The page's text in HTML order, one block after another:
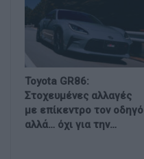
Toyota GR86:
Στοχευμένες αλλαγές
με επίκεντρο τον οδηγό
αλλά… όχι για την…